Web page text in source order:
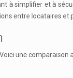
simplifier et à
entre locataires et
une